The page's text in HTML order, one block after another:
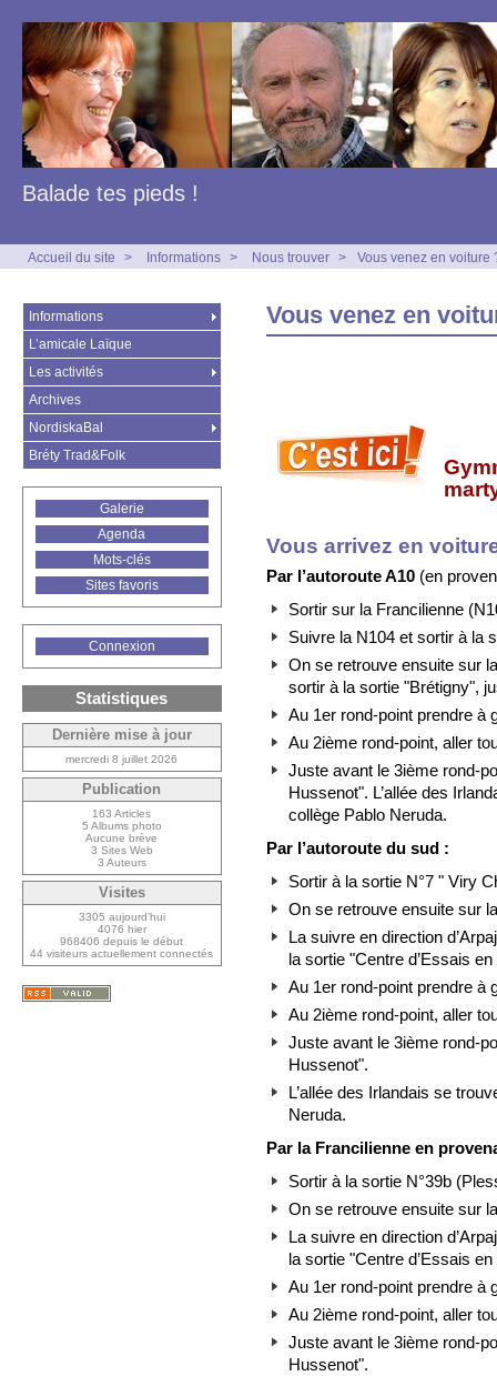
Balade tes pieds !
Accueil du site > Informations > Nous trouver > Vous venez en voiture
Vous venez en
Vous arrivez en
Par l’autoroute A10 (en
Sortir sur la Francilienne
Suivre la N104 et sortir à la
On se retrouve ensuite sur
sortir à la sortie "Brétigny",
Au 1er rond-point prendre à
Au 2ième rond-point, aller
Juste avant le 3ième rond-
Hussenot". L’allée des
collège Pablo Neruda.
Par l’autoroute du sud :
Sortir à la sortie N°7 " Viry
On se retrouve ensuite sur
La suivre en direction
la sortie "Centre d’Essais en
Au 1er rond-point prendre à
Au 2ième rond-point, aller
Juste avant le 3ième rond-
Hussenot".
L’allée des Irlandais se
Neruda.
Par la Francilienne en
Sortir à la sortie N°39b
On se retrouve ensuite sur
La suivre en direction
la sortie "Centre d’Essais en
Au 1er rond-point prendre à
Au 2ième rond-point, aller
Juste avant le 3ième rond-
Hussenot".
Informations
L’amicale Laïque
Les activités
Archives
NordiskaBal
Bréty Trad&Folk
Galerie
Agenda
Mots-clés
Sites favoris
Connexion
Statistiques
Dernière mise à jour
mercredi 8 juillet 2026
Publication
163 Articles
5 Albums photo
Aucune brève
3 Sites Web
3 Auteurs
Visites
3305 aujourd’hui
4076 hier
968406 depuis le début
44 visiteurs actuellement connectés